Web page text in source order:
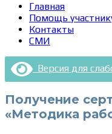
Главная
Помощь
Контакты
СМИ
Версия для
Получение
«Методика